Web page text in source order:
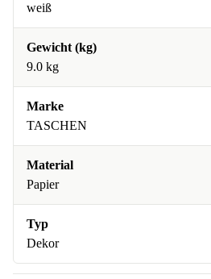
weiß
Gewicht (kg)
9.0 kg
Marke
TASCHEN
Material
Papier
Typ
Dekor